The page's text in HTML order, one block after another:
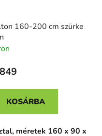
160-200 cm szürke
KOSÁRBA
méretek 160 x 90 x